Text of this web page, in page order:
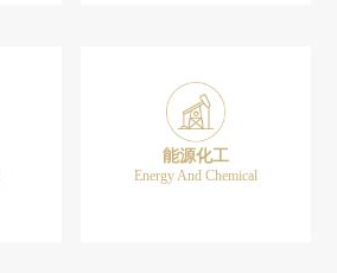
能源化工
Energy And Chemical